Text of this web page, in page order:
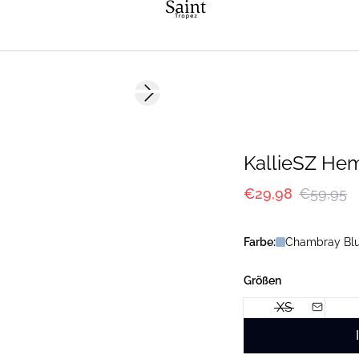
Next slide
KallieSZ
€29,98 €59,95
Farbe: Chambray
Größen
XS